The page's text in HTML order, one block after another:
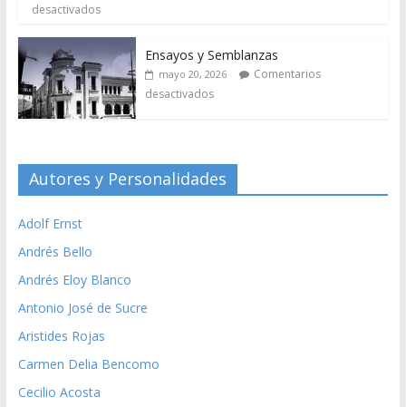
desactivados
Ensayos y Semblanzas
mayo 20, 2026
Comentarios
desactivados
Autores y Personalidades
Adolf Ernst
Andrés Bello
Andrés Eloy Blanco
Antonio José de Sucre
Aristides Rojas
Carmen Delia Bencomo
Cecilio Acosta